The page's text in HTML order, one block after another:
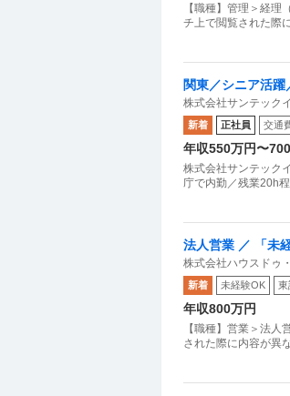
【職種】管理＞経
チ上で閲覧された際
関東／シニア活
株式会社サンテック
新着 正社員 交通
年収550万円〜
株式会社サンテック
庁で内勤／残業20h
法人営業 ／ 「未
ム上場グループ残
株式会社ハウスドゥ
新着 未経験OK 東
年収800万円
【職種】営業＞法
された際に内容が異